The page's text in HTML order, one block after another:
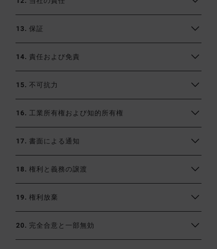
13. 保証
14. 責任および免責
15. 不可抗力
16. 工業所有権および知的所有権
17. 書面による通知
18. 権利と義務の譲渡
19. 権利放棄
20. 完全合意と一部無効